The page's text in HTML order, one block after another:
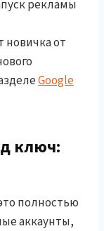
рекламы
новичка от
Google
ключ:
полностью
аккаунты,